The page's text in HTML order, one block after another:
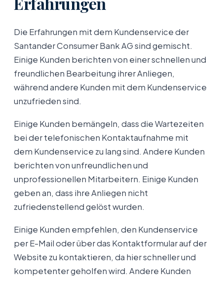
Die Erfahrungen mit dem Kundenservice der
Santander Consumer Bank AG sind gemischt.
Einige Kunden berichten von einer schnellen und
freundlichen Bearbeitung ihrer Anliegen,
während andere Kunden mit dem Kundenservice
unzufrieden sind.
Einige Kunden bemängeln, dass die Wartezeiten
bei der telefonischen Kontaktaufnahme mit
dem Kundenservice zu lang sind. Andere Kunden
berichten von unfreundlichen und
unprofessionellen Mitarbeitern. Einige Kunden
geben an, dass ihre Anliegen nicht
zufriedenstellend gelöst wurden.
Einige Kunden empfehlen, den Kundenservice
per E-Mail oder über das Kontaktformular auf der
Website zu kontaktieren, da hier schneller und
kompetenter geholfen wird. Andere Kunden